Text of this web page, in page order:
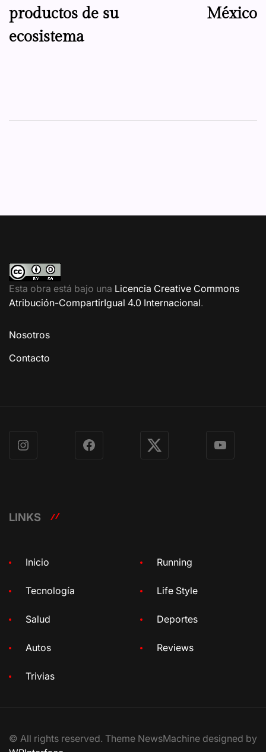
productos de su
ecosistema
México
Esta obra está bajo una Licencia Creative Commons
Atribución-CompartirIgual 4.0 Internacional.
Nosotros
Contacto
Instagram Facebook X YouTube
LINKS
Inicio Running
Tecnología Life Style
Salud Deportes
Autos Reviews
Trivias
© All rights reserved. Theme NewsMachine designed by